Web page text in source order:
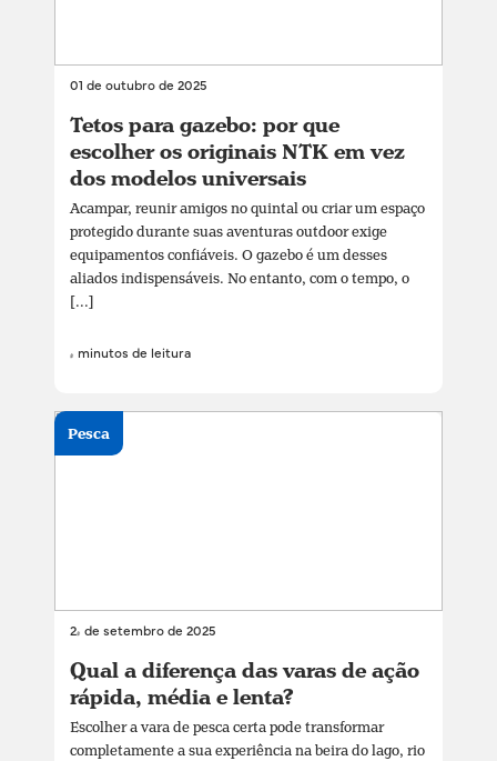
01 de outubro de 2025
Tetos para gazebo: por que
escolher os originais NTK em vez
dos modelos universais
Acampar, reunir amigos no quintal ou criar um espaço
protegido durante suas aventuras outdoor exige
equipamentos confiáveis. O gazebo é um desses
aliados indispensáveis. No entanto, com o tempo, o
[...]
4 minutos de leitura
24 de setembro de 2025
Qual a diferença das varas de ação
rápida, média e lenta?
Escolher a vara de pesca certa pode transformar
completamente a sua experiência na beira do lago, rio
Pesca